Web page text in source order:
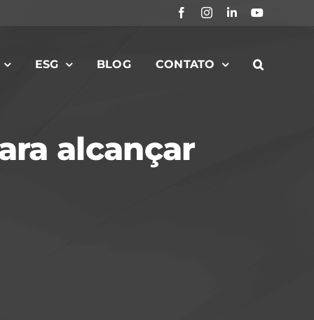
FacebookInstagram
LinkedInYouTube
ESG BLOG CONTATO
alcançar